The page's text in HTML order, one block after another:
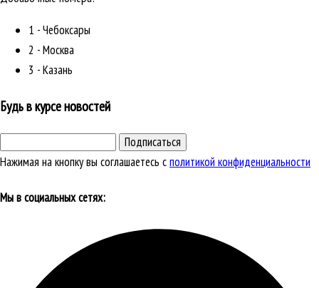
1 - Чебоксары
2 - Москва
3 - Казань
Будь в курсе новостей
Подписаться
Нажимая на кнопку вы соглашаетесь сполитикой конфиденциальности
Мы в социальных сетях: